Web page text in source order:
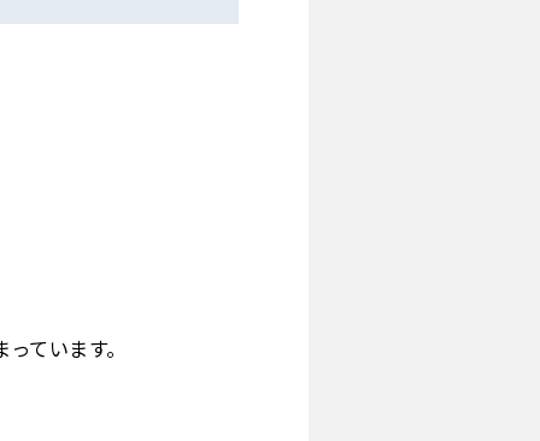
ています。